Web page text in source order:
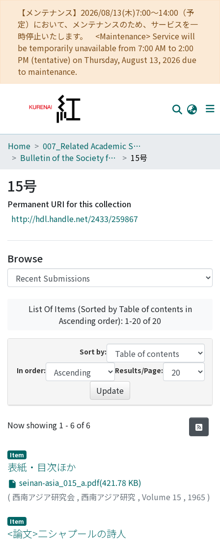
【メンテナンス】2026/08/13(木)7:00～14:00（予
定）において、メンテナンスのため、サービスを一
時停止いたします。 <Maintenance> Service will
be temporarily unavailable from 7:00 AM to 2:00
PM (tentative) on Thursday, August 13, 2026 due
to maintenance.
Home
Browse
Download Ranking
Access Statistics
Home
007_Related Academic Societies
Bulletin of the Society for Western and Southern Asiatic Studies, Kyoto University
15号
15号
Permanent URI for this collection
http://hdl.handle.net/2433/259867
Browse
List Of Items (Sorted by Table of contents in
Ascending order): 1-20 of 20
Sort by:
In order:
Results/Page:
Update
Recent Submissions
Now showing 1 - 6 of 6
Item
表紙・目次ほか
seinan-asia_015_a.pdf(421.78 KB)
( 西南アジア研究会 , 西南アジア研究 , Volume 15 , 1965 )
Item
<論文>二シャプールの詩人